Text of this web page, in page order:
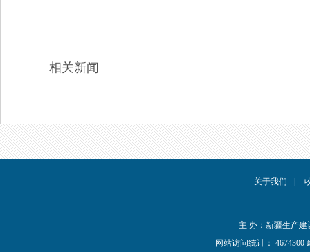
相关新闻
关于我们
主 办：新疆生产
网站访问统计： 4674300